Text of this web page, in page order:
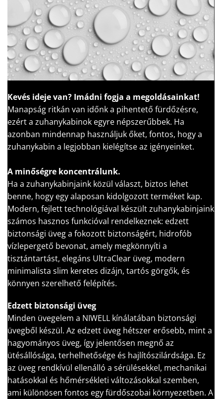
Kevés ideje van? Imádni fogja a megoldásainkat!
Manapság ritkán van időnk a pihentető fürdőzésre,
ezért a zuhanykabinok egyre népszerűbbek. Ha
azonban mindennap használjuk őket, fontos, hogy a
zuhanykabin a legjobban kielégítse az igényeinket.
A minőségre koncentrálunk.
Ha a zuhanykabinjaink közül választ, biztos lehet
benne, hogy egy alaposan kidolgozott terméket kap.
Modern, fejlett technológiával készült zuhanykabinjaink
számos hasznos funkcióval rendelkeznek: edzett
biztonsági üveg a fokozott biztonságért, hidrofób
vízlepergető bevonat, amely megkönnyíti a
tisztántartást, elegáns UltraClear üveg, modern
minimalista slim keretes dizájn, tartós görgők, és
könnyen szerelhető felépítés.
Edzett biztonsági üveg
Minden üvegelem a NIWELL kínálatában biztonsági
üvegből készül. Az edzett üveg hétszer erősebb, mint a
hagyományos üveg, így jelentősen megnő az
ütésállósága, terhelhetősége és hajlítószilárdsága. Ez
az üveg rendkívül ellenálló a sérülésekkel, mechanikai
hatásokkal és hőmérsékleti változásokkal szemben,
ami különösen fontos egy fürdőszobai környezetben. A